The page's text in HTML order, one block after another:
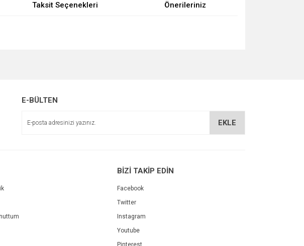
Taksit Seçenekleri Önerileriniz
E-BÜLTEN
EKLE
BİZİ TAKİP EDİN
Facebook
Twitter
Instagram
Youtube
Pinterest